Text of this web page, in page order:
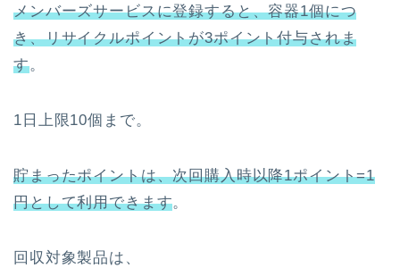
メンバーズサービスに登録すると、容器1個につ
き、リサイクルポイントが3ポイント付与されま
す。
1日上限10個まで。
貯まったポイントは、次回購入時以降1ポイント=1
円として利用できます。
回収対象製品は、